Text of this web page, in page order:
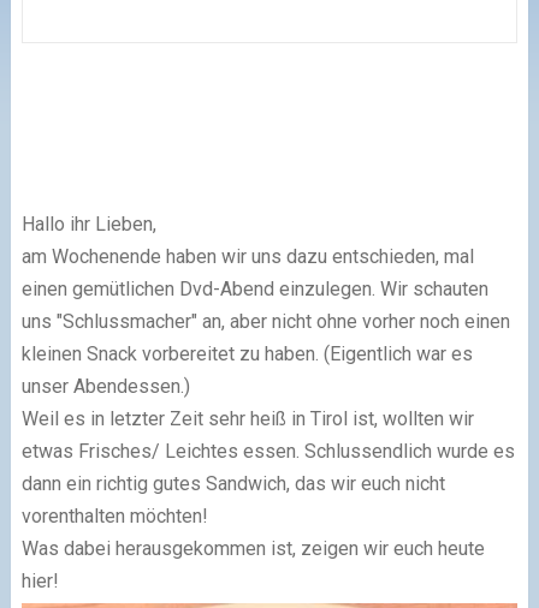
Hallo ihr Lieben,
am Wochenende haben wir uns dazu entschieden, mal
einen gemütlichen Dvd-Abend einzulegen. Wir schauten
uns "Schlussmacher" an, aber nicht ohne vorher noch einen
kleinen Snack vorbereitet zu haben. (Eigentlich war es
unser Abendessen.)
Weil es in letzter Zeit sehr heiß in Tirol ist, wollten wir
etwas Frisches/ Leichtes essen. Schlussendlich wurde es
dann ein richtig gutes Sandwich, das wir euch nicht
vorenthalten möchten!
Was dabei herausgekommen ist, zeigen wir euch heute
hier!